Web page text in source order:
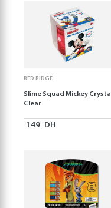
RED RIDGE
Slime Squad Mickey Crystal
Clear
149 DH